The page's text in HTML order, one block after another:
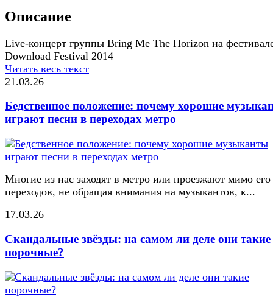
Описание
Live-концерт группы Bring Me The Horizon на
Download Festival 2014
Читать весь текст
21.03.26
Бедственное положение: почему хорошие
играют песни в переходах метро
Многие из нас заходят в метро или проезжают мимо его
переходов, не обращая внимания на музыкантов, к...
17.03.26
Скандальные звёзды: на самом ли деле они такие
порочные?